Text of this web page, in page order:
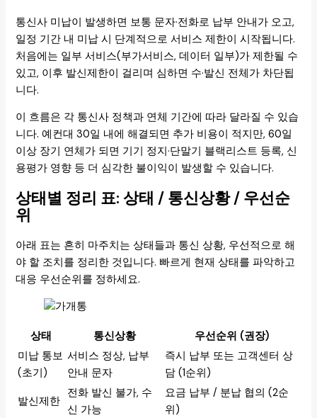
통신사 미납이 발생하면 보통 문자·전화로 납부 안내가 오고,
일정 기간 내 미납 시 단계적으로 서비스 제한이 시작됩니다.
처음에는 일부 서비스(부가서비스, 데이터 일부)가 제한될 수
있고, 이후 발신제한이 걸리며 심하면 수·발신 전체가 차단됩
니다.
이 흐름은 각 통신사 정책과 연체 기간에 따라 달라질 수 있습
니다. 예컨대 30일 내에 해결되면 추가 비용이 적지만, 60일
이상 장기 연체가 되면 기기 정지·단말기 블랙리스트 등록, 신
용평가 영향 등 더 심각한 불이익이 발생할 수 있습니다.
상태별 정리 표: 상태 / 통신상황 / 우선순
위
아래 표는 흔히 마주치는 상태들과 통신 상황, 우선적으로 해
야 할 조치를 정리한 것입니다. 빠르게 현재 상태를 파악하고
대응 우선순위를 정하세요.
상태 통신상황
우선순위 (권장)
미납 통보
(초기)
서비스 정상, 납부
안내 문자
즉시 납부 또는 고객센터 상
담 (1순위)
발신제한
전화 발신 불가, 수
신 가능
요금 납부 / 분납 협의 (2순
위)